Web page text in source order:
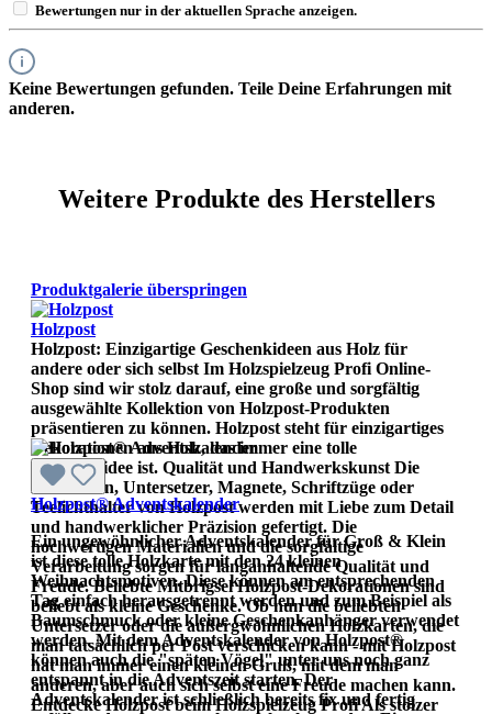
Bewertungen nur in der aktuellen Sprache anzeigen.
Keine Bewertungen gefunden. Teile Deine Erfahrungen mit
anderen.
Weitere Produkte des Herstellers
Produktgalerie überspringen
Holzpost
Holzpost: Einzigartige Geschenkideen aus Holz für
andere oder sich selbst Im Holzspielzeug Profi Online-
Shop sind wir stolz darauf, eine große und sorgfältig
ausgewählte Kollektion von Holzpost-Produkten
präsentieren zu können. Holzpost steht für einzigartiges
Dekorationen aus Holz, das immer eine tolle
Geschenkidee ist. Qualität und Handwerkskunst Die
Holzkarten, Untersetzer, Magnete, Schriftzüge oder
Teelichthalter von Holzpost werden mit Liebe zum Detail
und handwerklicher Präzision gefertigt. Die
hochwertigen Materialien und die sorgfältige
Verarbeitung sorgen für langanhaltende Qualität und
Freude. Beliebte Mitbrigsel Holzpost-Dekorationen sind
beliebt als kleine Geschenke. Ob nun die beliebten
Untersetzer oder die außergwöhnlichen Holzkarten, die
man tatsächlich per Post verschicken kann - mit Holzpost
hat man immer einen kleinen Gruß, mit dem man
anderen, aber auch sich selbst eine Freude machen kann.
Entdecke Holzpost beim Holzspielzeug Profi Als stolzer
Holzpost® Adventskalender
Ein ungewöhnlicher Adventskalender für Groß & Klein
ist diese tolle Holzkarte mit den 24 kleinen
Weihnachtsmotiven. Diese können am entsprechenden
Tag einfach herausgetrennt werden und zum Beispiel als
Baumschmuck oder kleine Geschenkanhänger verwendet
werden. Mit dem Adventskalender von Holzpost®
können auch die "späten Vögel" unter uns noch ganz
entspannt in die Adventszeit starten. Der
Adventskalender ist schließlich bereits fix und fertig